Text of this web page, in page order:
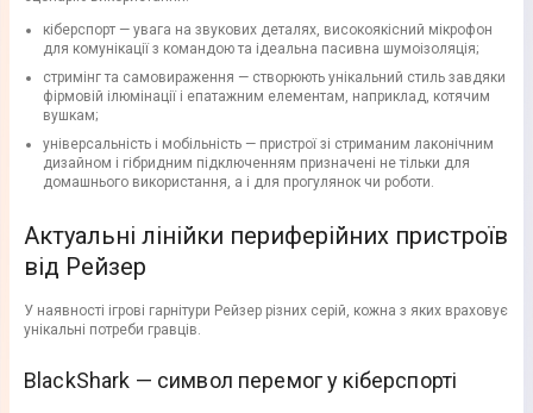
кіберспорт — увага на звукових деталях, високоякісний мікрофон
для комунікації з командою та ідеальна пасивна шумоізоляція;
стримінг та самовираження — створюють унікальний стиль завдяки
фірмовій ілюмінації і епатажним елементам, наприклад, котячим
вушкам;
універсальність і мобільність — пристрої зі стриманим лаконічним
дизайном і гібридним підключенням призначені не тільки для
домашнього використання, а і для прогулянок чи роботи.
Актуальні лінійки периферійних пристроїв
від Рейзер
У наявності ігрові гарнітури Рейзер різних серій, кожна з яких враховує
унікальні потреби гравців.
BlackShark — символ перемог у кіберспорті